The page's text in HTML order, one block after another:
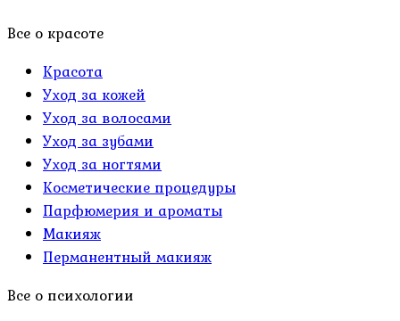
Все о красоте
Красота
Уход за кожей
Уход за волосами
Уход за зубами
Уход за ногтями
Косметические процедуры
Парфюмерия и ароматы
Макияж
Перманентный макияж
Все о психологии